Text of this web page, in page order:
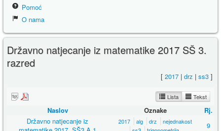
Pomoć
O nama
Državno natjecanje iz matematike 2017 SŠ 3.
razred
[ 2017 | drz | ss3 ]
Lista Tekst
Naslov Oznake
Rj.
Državno natjecanje iz
2017 alg drz
nejednakost
9